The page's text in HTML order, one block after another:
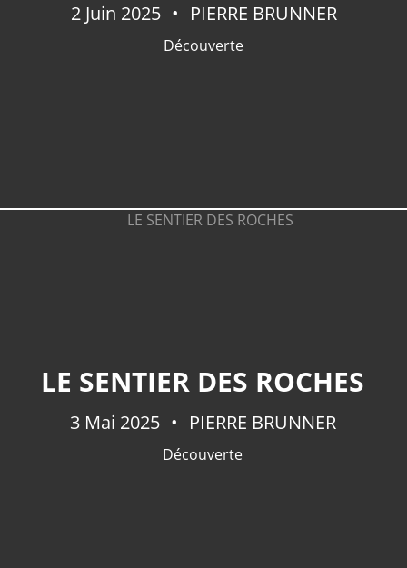
2 Juin 2025 PIERRE BRUNNER
Découverte
LE SENTIER DES ROCHES
3 Mai 2025 PIERRE BRUNNER
Découverte